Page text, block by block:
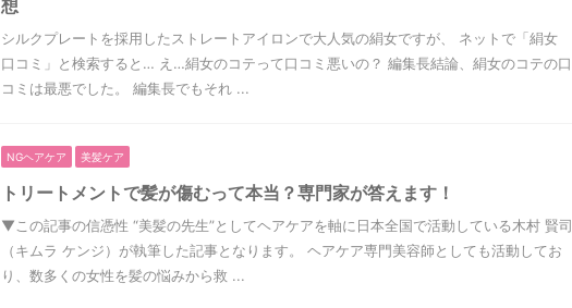
想
シルクプレートを採用したストレートアイロンで大人気の絹女ですが、 ネットで「絹女
口コミ」と検索すると… え…絹女のコテって口コミ悪いの？ 編集長結論、絹女のコテの口
コミは最悪でした。 編集長でもそれ ...
NGヘアケア 美髪ケア
トリートメントで髪が傷むって本当？専門家が答えます！
▼この記事の信憑性 “美髪の先生”としてヘアケアを軸に日本全国で活動している木村 賢司
（キムラ ケンジ）が執筆した記事となります。 ヘアケア専門美容師としても活動してお
り、数多くの女性を髪の悩みから救 ...